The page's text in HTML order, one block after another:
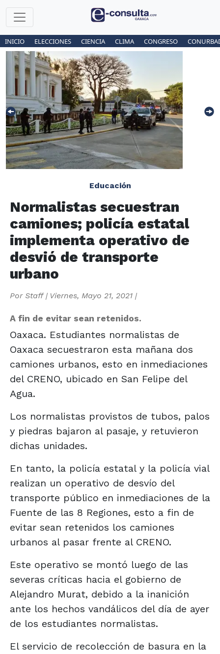
INICIO ELECCIONES CIENCIA CLIMA CONGRESO
Educación
Normalistas secuestran
camiones; policía estatal
implementa operativo de
desvió de transporte
urbano
Por Staff| Viernes, Mayo 21, 2021 |
A fin de evitar sean retenidos.
Oaxaca. Estudiantes normalistas de
Oaxaca secuestraron esta mañana dos
camiones urbanos, esto en inmediaciones
del CRENO, ubicado en San Felipe del
Agua.
Los normalistas provistos de tubos, palos
y piedras bajaron al pasaje, y retuvieron
dichas unidades.
En tanto, la policía estatal y la policía vial
realizan un operativo de desvío del
transporte público en inmediaciones de la
Fuente de las 8 Regiones, esto a fin de
evitar sean retenidos los camiones
urbanos al pasar frente al CRENO.
Este operativo se montó luego de las
severas críticas hacia el gobierno de
Alejandro Murat, debido a la inanición
ante los hechos vandálicos del día de ayer
de los estudiantes normalistas.
El servicio de recolección de basura en la